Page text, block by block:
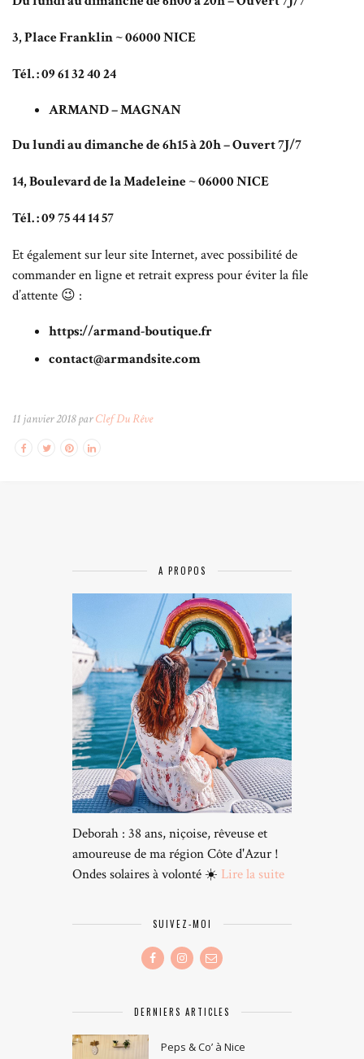
3, Place Franklin ~ 06000 NICE
Tél. : 09 61 32 40 24
ARMAND – MAGNAN
Du lundi au dimanche de 6h15 à 20h – Ouvert 7J/7
14, Boulevard de la Madeleine ~ 06000 NICE
Tél. : 09 75 44 14 57
Et également sur leur site Internet, avec possibilité de
commander en ligne et retrait express pour éviter la file
d’attente 😉 :
https://armand-boutique.fr
contact@armandsite.com
11 janvier 2018 parClef Du Rêve
A PROPOS
Deborah : 38 ans, niçoise, rêveuse et
amoureuse de ma région Côte d'Azur !
Ondes solaires à volonté ☀️ Lire la suite
SUIVEZ-MOI
DERNIERS ARTICLES
Peps & Co’ à Nice